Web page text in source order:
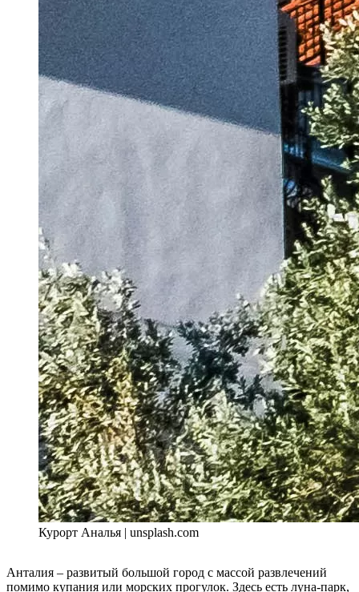
Курорт Аналья | unsplash.com
Анталия – развитый большой город с массой развлечений
помимо купания или морских прогулок. Здесь есть луна-парк,